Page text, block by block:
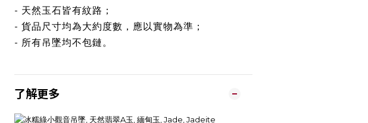
- 天然玉石皆有紋路；
- 貨品尺寸均為大約度數，應以實物為準；
- 所有吊墜均不包鏈。
了解更多